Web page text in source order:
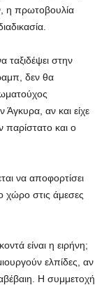
η πρωτοβουλία
ταξιδέψει στην
δεν θα
Άγκυρα, αν και είχε
παρίστατο και ο
να αποφορτίσει
χώρο στις άμεσες
είναι η ειρήνη;
ελπίδες, αν
Η συμμετοχή